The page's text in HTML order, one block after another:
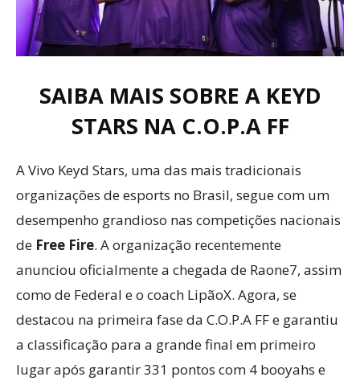
SAIBA MAIS SOBRE A KEYD
STARS NA C.O.P.A FF
A Vivo Keyd Stars, uma das mais tradicionais
organizações de esports no Brasil, segue com um
desempenho grandioso nas competições nacionais
de Free Fire. A organização recentemente
anunciou oficialmente a chegada de Raone7, assim
como de Federal e o coach LipãoX. Agora, se
destacou na primeira fase da C.O.P.A FF e garantiu
a classificação para a grande final em primeiro
lugar após garantir 331 pontos com 4 booyahs e